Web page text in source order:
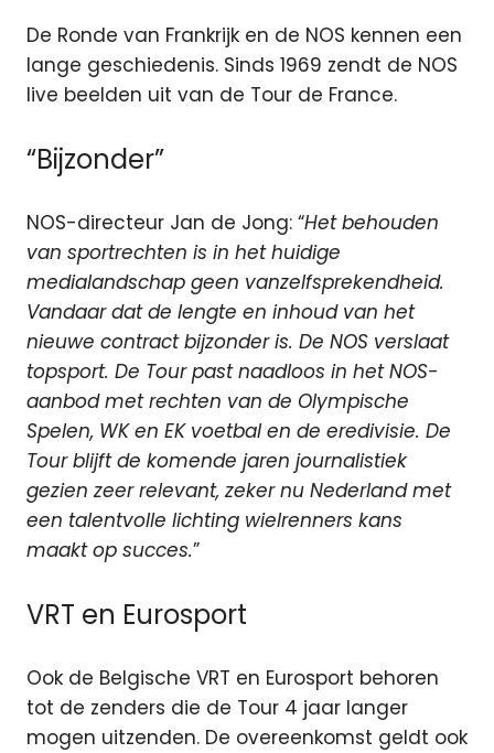
De Ronde van Frankrijk en de NOS kennen een
lange geschiedenis. Sinds 1969 zendt de NOS
live beelden uit van de Tour de France.
“Bijzonder”
NOS-directeur Jan de Jong: “Het behouden
van sportrechten is in het huidige
medialandschap geen vanzelfsprekendheid.
Vandaar dat de lengte en inhoud van het
nieuwe contract bijzonder is. De NOS verslaat
topsport. De Tour past naadloos in het NOS-
aanbod met rechten van de Olympische
Spelen, WK en EK voetbal en de eredivisie. De
Tour blijft de komende jaren journalistiek
gezien zeer relevant, zeker nu Nederland met
een talentvolle lichting wielrenners kans
maakt op succes.”
VRT en Eurosport
Ook de Belgische VRT en Eurosport behoren
tot de zenders die de Tour 4 jaar langer
mogen uitzenden. De overeenkomst geldt ook